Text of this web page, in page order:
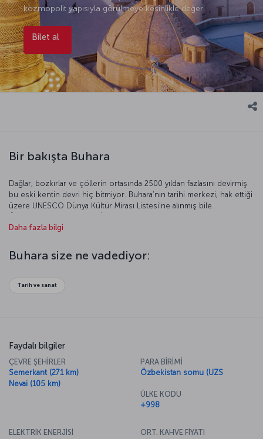
kozmopolit yapısıyla görülmeye kesinlikle değer.
Bilet al
Bir bakışta Buhara
Dağlar, bozkırlar ve çöllerin ortasında 2500 yıldan fazlasını devirmiş
bu eski kentin devri hiç bitmiyor. Buhara’nın tarihi merkezi, hak ettiği
üzere UNESCO Dünya Kültür Mirası Listesi’ne alınmış bile.
boyunca Moğollar, Sasaniler ve Karahanlılar’a başkentlik yapmasının
gibi tarihe mâl olan bilginleri yetiştiren şehir, günümüzde gezginler
için gizemli bir cazibe merkezi.
Daha fazla bilgi
Buhara size ne vadediyor:
Tarih ve sanat
Faydalı bilgiler
ÇEVRE ŞEHİRLER
Semerkant (271 km)
Nevai (105 km)
PARA BİRİMİ
Özbekistan somu (UZS
ÜLKE KODU
+998
ELEKTRİK ENERJİSİ
ORT. KAHVE FİYATI